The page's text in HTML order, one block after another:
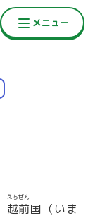
越前
えちぜん
国（いま